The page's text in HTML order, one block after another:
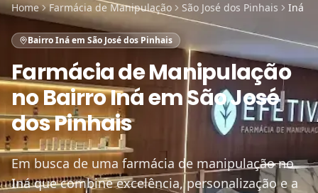
Home Farmácia de Manipulação São José dos Pinhais Iná
Bairro Iná em São José dos Pinhais
Farmácia de Manipulação
noBairro Iná em São José
dos Pinhais
Em busca de uma farmácia de manipulação no
Iná que combine excelência, personalização e a